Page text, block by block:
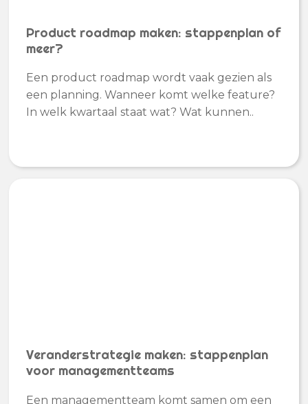
Product roadmap maken: stappenplan of
meer?
Een product roadmap wordt vaak gezien als
een planning. Wanneer komt welke feature?
In welk kwartaal staat wat? Wat kunnen..
Veranderstrategie maken: stappenplan
voor managementteams
Een managementteam komt samen om een